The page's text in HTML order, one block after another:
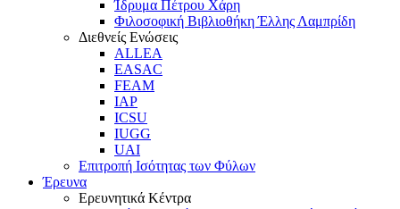
Ίδρυμα Πέτρου Χάρη
Φιλοσοφική Βιβλιοθήκη Έλλης Λαμπρίδη
Διεθνείς Ενώσεις
ALLEA
EASAC
FEAM
IAP
ICSU
IUGG
UAI
Επιτροπή Ισότητας των Φύλων
Έρευνα
Ερευνητικά Κέντρα